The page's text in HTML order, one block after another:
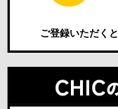
ご登録いただくと